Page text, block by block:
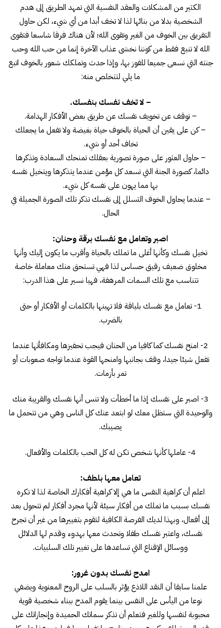
الكثير من المشكلات والعقد النفسية التي تمهد الطريق إلى هدم
الشخصية بدلا من بنائها لذا لا تخف أبدا من أي شيء، لكن حاول
التفريق بين الخوف من الغير وتقوى الله؛ لأن هناك فرقا شاسعا فتقوى
الله لا تنبع فقط من كوننا نخشى عذاب الآخرة إنما من حب الله وحب
جنته التي نسعى جميعا للفوز بها، وإذا حدث وتملكك شعور بالخوف اتبع
ما يلي لتتخلص منه:
– لا تخف نفسك بنفسك.
– توقف عن تخويف نفسك عن طريق بعض الأفكار الهدامة.
– كن على يقين أن الحياة بالخوف حياة بغيضة ولا تفعل ما يجعلك
تخاف أحد أو شيء.
– حاول العثور على صورة تصورية بعقلك تمنحك السعادة وتذكرها
دائما، كصورة الجنة التي تسعد كل مؤمن عندما يتذكرها ويتخيل نفسه
بها مما يهون على نفسه كل شيء.
– عندما يحاول الخوف التسلل إلى نفسك تذكر تلك الصورة الجميلة في
الحال.
اصبر وتعامل مع نفسك برقة وحنان:
تخيل نفسك وكأنها أغلى ما تملك بالحياة وأقرب ما يكون إليك وأنها
مخلوق ضعيف رقيق حساس لذا فهي تستحق منك معاملة خاصة
تتناسب مع تلك السمات المرهفة، فهيا نسير على هذا الدرب:
1- تعامل مع نفسك بلياقة فلا تهينها بالكلمات أو الأفكار أو حتى
بالضرب.
2- امنح نفسك كما كافيا من الحنان فيجب تحفيزها ومكافأتها عندما
تفعل شيئا جيدا، وقف بجانبها وامنحها القوة عندما تواجه صعوبات أو
تمر بأزمات.
3- اصبر على نفسك إذا ما أخطأت ولا تنس أنها نفسك والقريبة منك
والوحيدة التي ستظل معك لو ابتعد عنك كل الناس وهي من تتحمل ما
يصيبك.
4- عاملها كأنها شخص تكن له كل الحب بالكلمات والأفعال.
تعامل معها بلطف:
اعلم أن كراهية النفس ما هي إلا كراهية أفكارك الخاصة لذا لا تكره
نفسك بسبب ما تملك من أفكار سيئة لأنها مجرد أفكار لم تتحول بعد
إلى أفعال، وبهذا لديك الفرصة الكافية لتقوم بتغييرها من غير أن تجرح
نفسك، واعتبر نفسك طفلا وتحدث معها بهدوء وقدم لها الدلائل
ووسائل الإقناع التي تساعدها على تغيير تلك السلبيات.
امدح نفسك بدون غرور:
علمنا سابقا أن النقد اللاذع يؤثر بالسلب على الروح المعنوية ويضفي
نوعا من اليأس على النفس بينما يقوم المدح ببناء شخصية قوية
محبوبة لنفسها وللغير فتعلم أن تذكر سماتك الحميدة وإنجازاتك على